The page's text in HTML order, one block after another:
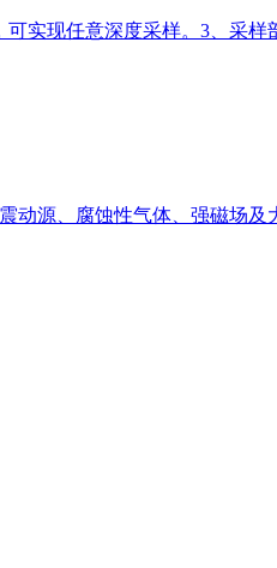
可实现任意深度采样。3、采
动源、腐蚀性气体、强磁场